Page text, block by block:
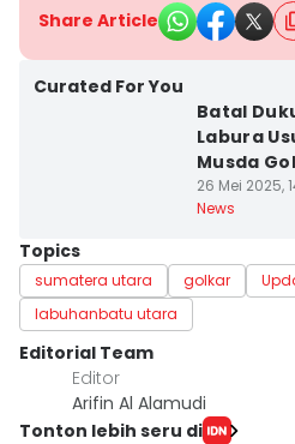
Share Article
Curated For You
Batal
Labura
Musda
26 Mei 2025,
News
Topics
sumatera utara golkar
labuhanbatu utara
Editorial Team
Editor
Arifin Al Alamudi
Tonton lebih seru di